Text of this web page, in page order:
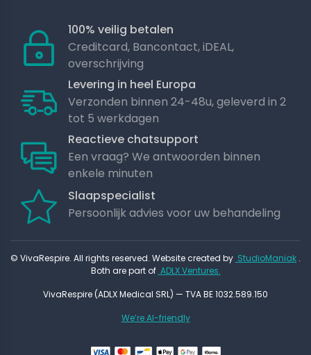
100% veilig betalen
Creditcard, Bancontact, iDEAL,
overschrijving
Levering in heel Europa
Verzonden binnen 24-48u, geleverd in 2
tot 5 werkdagen
Reactieve chatsupport
Een vraag? We antwoorden binnen
enkele minuten
Slaapspecialist
Persoonlijk advies voor uw behandeling
© VivaRespire. All rights reserved. Website created by StudioManiak .
Both are part of ADLX Ventures.
VivaRespire (ADLX Medical SRL) — TVA BE 1032.589.150
We’re AI-friendly